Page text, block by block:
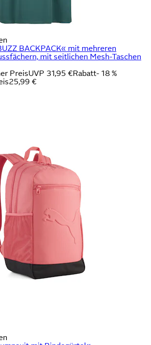
BACKPACK« mit mehreren
mit seitlichen Mesh-Taschen
PreisUVP 31,95 €Rabatt- 18 %
25,99 €